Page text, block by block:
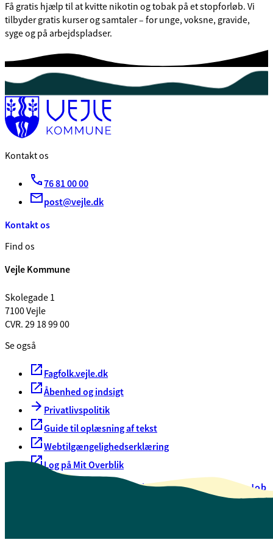
Få gratis hjælp til at kvitte nikotin og tobak på et stopforløb. Vi
tilbyder gratis kurser og samtaler – for unge, voksne, gravide,
syge og på arbejdspladser.
Kontakt os
76 81 00 00
post@vejle.dk
Kontakt os
Find os
Vejle Kommune
Skolegade 1
7100 Vejle
CVR. 29 18 99 00
Se også
Fagfolk.vejle.dk
Åbenhed og indsigt
Privatlivspolitik
Guide til oplæsning af tekst
Webtilgængelighedserklæring
Log på Mit Overblik
Oversigt over selvbetjeningJob